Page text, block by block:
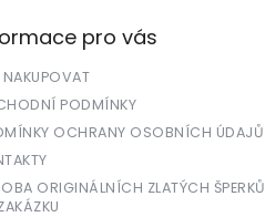
pro vás
NAKUPOVAT
PODMÍNKY
OCHRANY OSOBNÍCH ÚDAJŮ
ORIGINÁLNÍCH ZLATÝCH ŠPERKŮ